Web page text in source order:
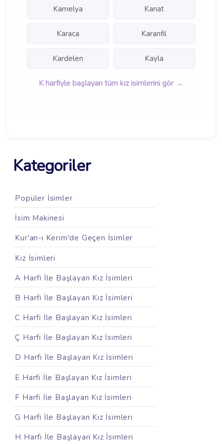
Kamelya Kanat
Karaca Karanfil
Kardelen Kayla
K harfiyle başlayan tüm kız isimlerini gör →
Kategoriler
Popüler İsimler
İsim Makinesi
Kur'an-ı Kerim'de Geçen İsimler
Kız İsimleri
A Harfi İle Başlayan Kız İsimleri
B Harfi İle Başlayan Kız İsimleri
C Harfi İle Başlayan Kız İsimleri
Ç Harfi İle Başlayan Kız İsimleri
D Harfi İle Başlayan Kız İsimleri
E Harfi İle Başlayan Kız İsimleri
F Harfi İle Başlayan Kız İsimleri
G Harfi İle Başlayan Kız İsimleri
H Harfi İle Başlayan Kız İsimleri